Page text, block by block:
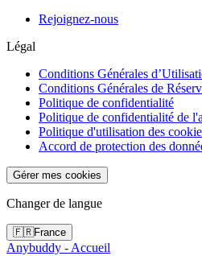
Rejoignez-nous
Légal
Conditions Générales
Conditions Générales de
Politique de confidentialité
Politique de confidentialité de
Politique d'utilisation des
Accord de protection des
Gérer mes cookies
Changer de langue
🇫🇷France
Anybuddy - Accueil